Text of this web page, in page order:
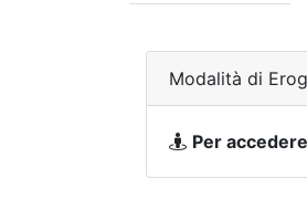
Modalità di
Per